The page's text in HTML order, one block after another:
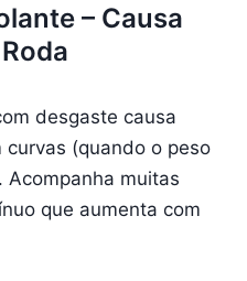
– Causa
desgaste causa
(quando o peso
Acompanha muitas
que aumenta com